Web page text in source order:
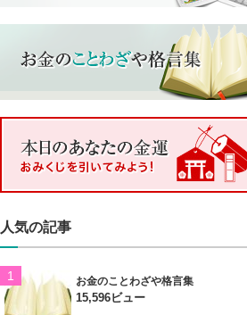
人気の記事
お金のことわざや格言集
15,596ビュー